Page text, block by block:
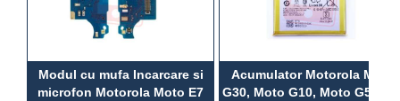
Modul cu mufa Incarcare si
microfon Motorola Moto E7
Acumulator Motorola Moto
G30, Moto G10, Moto G50,